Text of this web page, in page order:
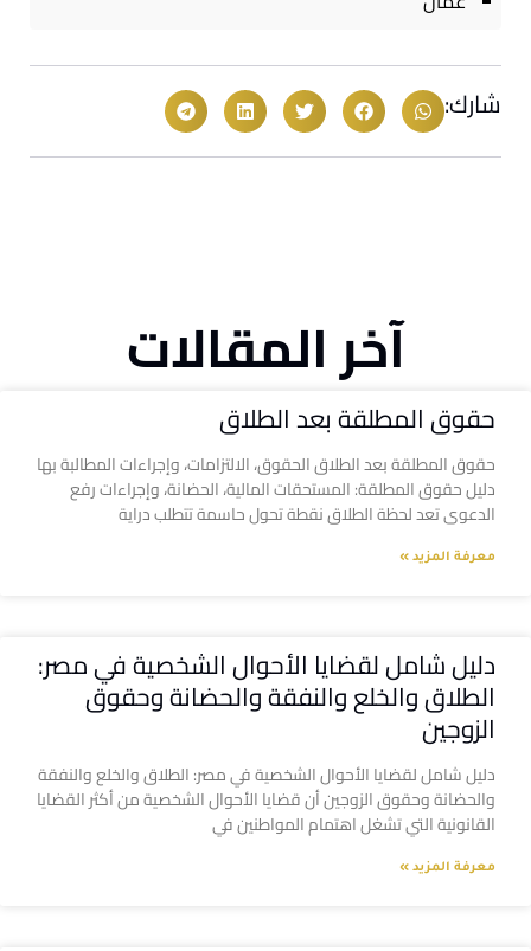
شارك:
آخر المقالات
حقوق المطلقة بعد الطلاق
حقوق المطلقة بعد الطلاق الحقوق، الالتزامات، وإجراءات المطالبة بها
دليل حقوق المطلقة: المستحقات المالية، الحضانة، وإجراءات رفع
الدعوى تعد لحظة الطلاق نقطة تحول حاسمة تتطلب دراية
معرفة المزيد »
دليل شامل لقضايا الأحوال الشخصية في مصر:
الطلاق والخلع والنفقة والحضانة وحقوق
الزوجين
دليل شامل لقضايا الأحوال الشخصية في مصر: الطلاق والخلع والنفقة
والحضانة وحقوق الزوجين أن قضايا الأحوال الشخصية من أكثر القضايا
القانونية التي تشغل اهتمام المواطنين في
معرفة المزيد »